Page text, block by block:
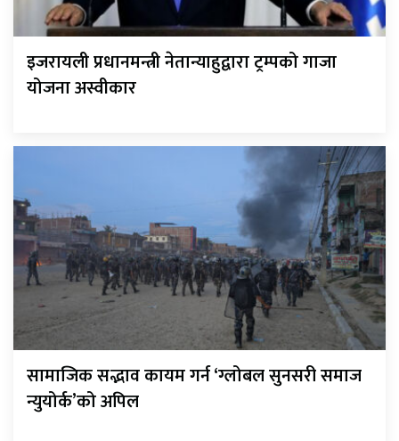
इजरायली प्रधानमन्त्री नेतान्याहुद्वारा ट्रम्पको गाजा
योजना अस्वीकार
सामाजिक सद्भाव कायम गर्न ‘ग्लोबल सुनसरी समाज
न्युयोर्क’को अपिल